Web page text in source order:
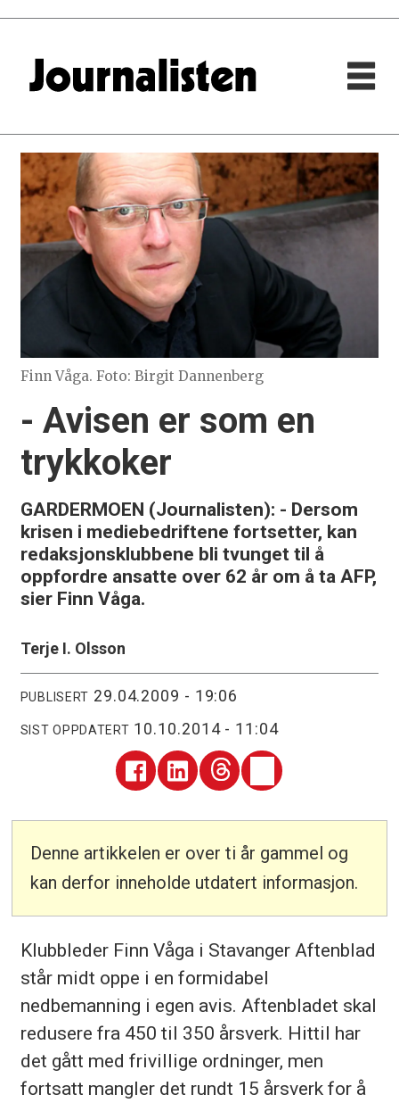
Finn Våga. Foto: Birgit Dannenberg
- Avisen er som en
trykkoker
GARDERMOEN (Journalisten): - Dersom
krisen i mediebedriftene fortsetter, kan
redaksjonsklubbene bli tvunget til å
oppfordre ansatte over 62 år om å ta AFP,
sier Finn Våga.
Terje I. Olsson
PUBLISERT 29.04.2009 - 19:06
SIST OPPDATERT 10.10.2014 - 11:04
Denne artikkelen er over ti år gammel og
kan derfor inneholde utdatert informasjon.
Klubbleder Finn Våga i Stavanger Aftenblad
står midt oppe i en formidabel
nedbemanning i egen avis. Aftenbladet skal
redusere fra 450 til 350 årsverk. Hittil har
det gått med frivillige ordninger, men
fortsatt mangler det rundt 15 årsverk for å